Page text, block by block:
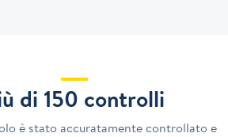
di 150 controlli
è stato accuratamente controllato e